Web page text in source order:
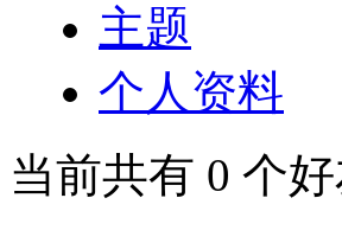
主题
个人资料
当前共有 0 个